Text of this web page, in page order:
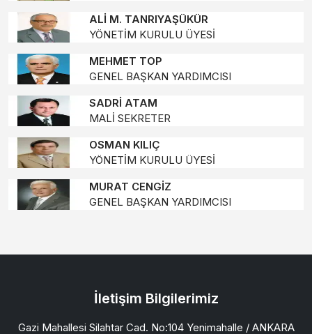
ALİ M. TANRIYAŞÜKÜR
YÖNETİM KURULU ÜYESİ
MEHMET TOP
GENEL BAŞKAN YARDIMCISI
SADRİ ATAM
MALİ SEKRETER
OSMAN KILIÇ
YÖNETİM KURULU ÜYESİ
MURAT CENGİZ
GENEL BAŞKAN YARDIMCISI
İletişim Bilgilerimiz
Gazi Mahallesi Silahtar Cad. No:104 Yenimahalle / ANKARA